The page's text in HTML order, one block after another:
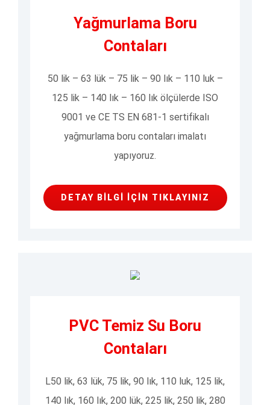
Yağmurlama Boru
Contaları
50 lik – 63 lük – 75 lik – 90 lık – 110 luk –
125 lik – 140 lık – 160 lık ölçülerde ISO
9001 ve CE TS EN 681-1 sertifikalı
yağmurlama boru contaları imalatı
yapıyoruz.
DETAY BILGI İÇIN TIKLAYINIZ
PVC Temiz Su Boru
Contaları
L50 lik, 63 lük, 75 lik, 90 lık, 110 luk, 125 lik,
140 lık, 160 lık, 200 lük, 225 lik, 250 lik, 280